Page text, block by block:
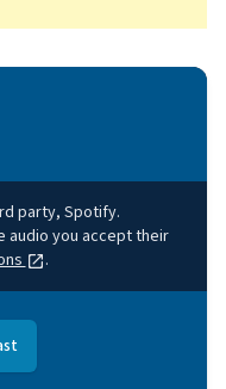
party, Spotify.
audio you accept their
.